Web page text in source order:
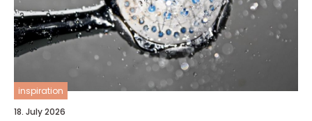
inspiration
18. July 2026